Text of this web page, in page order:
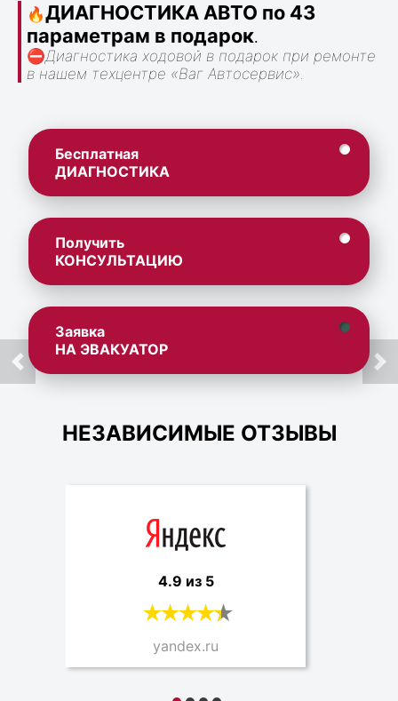
🔥ДИАГНОСТИКА АВТО по 43
параметрам в подарок.
⛔Диагностика ходовой в подарок при ремонте
в нашем техцентре «Ваг Автосервис».
Бесплатная
ДИАГНОСТИКА
Получить
КОНСУЛЬТАЦИЮ
Заявка
НА ЭВАКУАТОР
НЕЗАВИСИМЫЕ ОТЗЫВЫ
4.9 из 5
yandex.ru